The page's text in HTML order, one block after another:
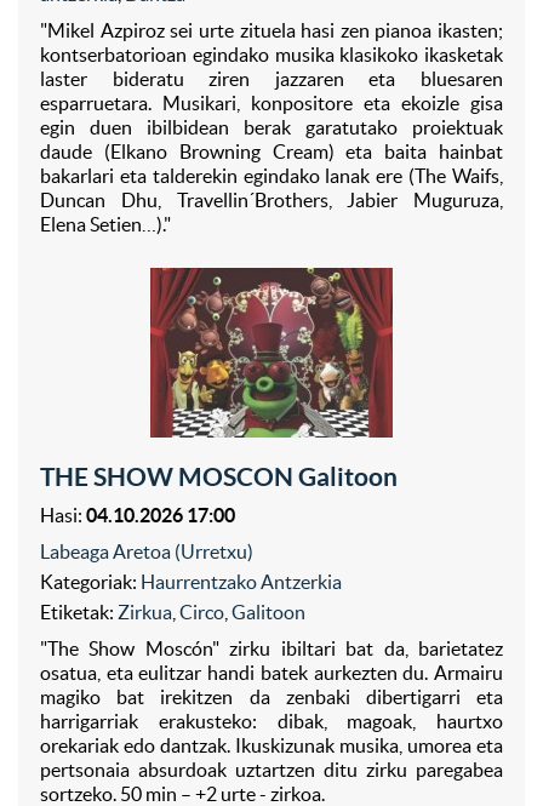
"Mikel Azpiroz sei urte zituela hasi zen pianoa ikasten;
kontserbatorioan egindako musika klasikoko ikasketak
laster bideratu ziren jazzaren eta bluesaren
esparruetara. Musikari, konpositore eta ekoizle gisa
egin duen ibilbidean berak garatutako proiektuak
daude (Elkano Browning Cream) eta baita hainbat
bakarlari eta talderekin egindako lanak ere (The Waifs,
Duncan Dhu, Travellin´Brothers, Jabier Muguruza,
Elena Setien…)."
THE SHOW MOSCON Galitoon
Hasi: 04.10.2026 17:00
Labeaga Aretoa (Urretxu)
Kategoriak: Haurrentzako Antzerkia
Etiketak: Zirkua Circo Galitoon
"The Show Moscón" zirku ibiltari bat da, barietatez
osatua, eta eulitzar handi batek aurkezten du. Armairu
magiko bat irekitzen da zenbaki dibertigarri eta
harrigarriak erakusteko: dibak, magoak, haurtxo
orekariak edo dantzak. Ikuskizunak musika, umorea eta
pertsonaia absurdoak uztartzen ditu zirku paregabea
sortzeko. 50 min – +2 urte - zirkoa.